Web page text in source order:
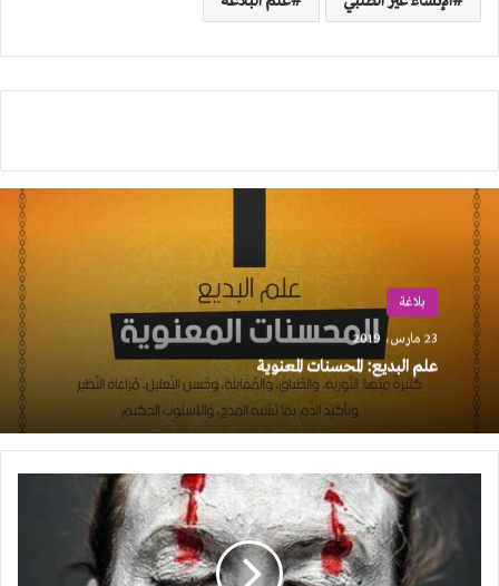
بلاغة
23 مارس، 2019
علم البديع: المحسنات المعنوية